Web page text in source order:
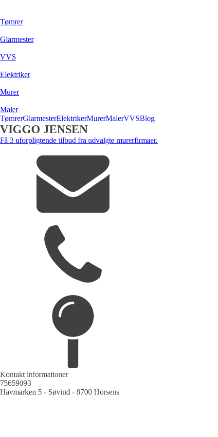
Tømrer
Glarmester
VVS
Elektriker
Murer
Maler
TømrerGlarmesterElektrikerMurerMalerVVSBlog
VIGGO JENSEN
Få 3 uforpligtende tilbud fra udvalgte murerfirmaer.
Kontakt informationer
75659093
Havmarken 5 - Søvind - 8700 Horsens